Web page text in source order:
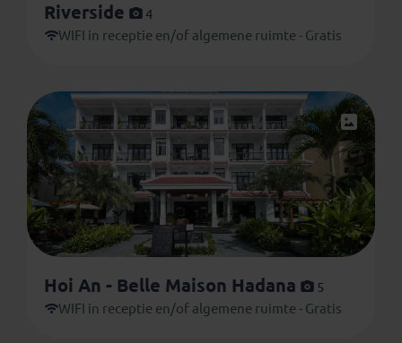
Riverside
4
WIFI in receptie en/of algemene ruimte - Gratis
Hoi An - Belle Maison Hadana
5
WIFI in receptie en/of algemene ruimte - Gratis